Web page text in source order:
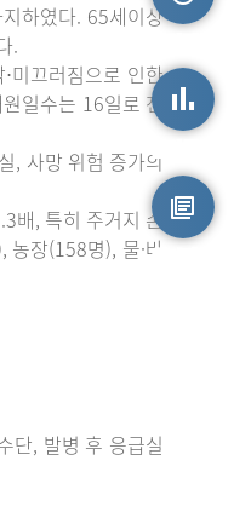
하였다. 65세이상
.
미끄러짐으로 인한
일수는 16일로 전
, 사망 위험 증가의
배, 특히 주거지 손
장(158명), 물·바
단, 발병 후 응급실
원시자료